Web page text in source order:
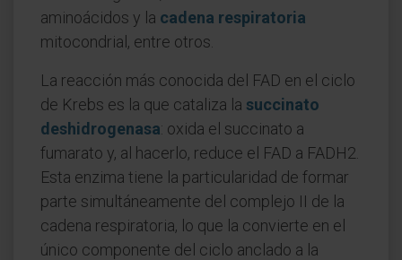
aminoácidos y la cadena respiratoria
mitocondrial, entre otros.
La reacción más conocida del FAD en el ciclo
de Krebs es la que cataliza la succinato
deshidrogenasa: oxida el succinato a
fumarato y, al hacerlo, reduce el FAD a FADH2.
Esta enzima tiene la particularidad de formar
parte simultáneamente del complejo II de la
cadena respiratoria, lo que la convierte en el
único componente del ciclo anclado a la